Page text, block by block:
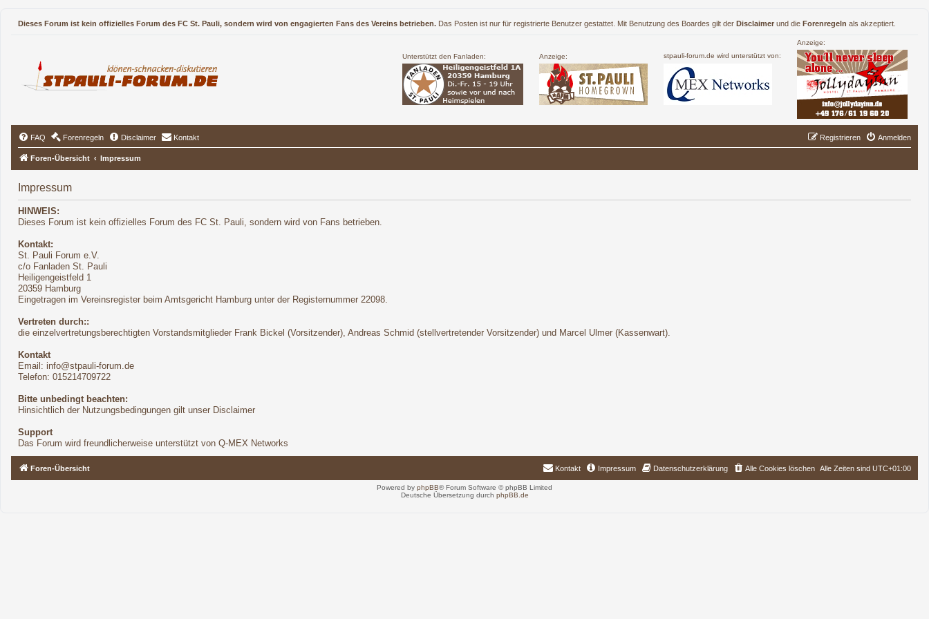
Dieses Forum ist kein offizielles Forum des FC St. Pauli, sondern wird von engagierten Fans des Vereins betrieben. Das Posten ist nur für registrierte Benutzer gestattet. Mit Benutzung des Boardes gilt der Disclaimer und die Forenregeln als akzeptiert.
Unterstützt den Fanladen: Anzeige: stpauli-forum.de wird unterstützt von:
Anzeige:
FAQ Forenregeln Disclaimer Kontakt Anmelden
Registrieren
Foren-Übersicht Impressum
Impressum
HINWEIS:
Dieses Forum ist kein offizielles Forum des FC St. Pauli, sondern wird von Fans betrieben.
Kontakt:
St. Pauli Forum e.V.
c/o Fanladen St. Pauli
Heiligengeistfeld 1
20359 Hamburg
Eingetragen im Vereinsregister beim Amtsgericht Hamburg unter der Registernummer 22098.
Vertreten durch::
die einzelvertretungsberechtigten Vorstandsmitglieder Frank Bickel (Vorsitzender), Andreas Schmid (stellvertretender Vorsitzender) und Marcel Ulmer (Kassenwart).
Kontakt
Email: info@stpauli-forum.de
Telefon: 015214709722
Bitte unbedingt beachten:
Hinsichtlich der Nutzungsbedingungen gilt unser Disclaimer
Support
Das Forum wird freundlicherweise unterstützt von Q-MEX Networks
Foren-Übersicht Alle Zeiten sind UTC+01:00
Alle Cookies löschen
Datenschutzerklärung
Impressum
Kontakt
Powered by phpBB® Forum Software © phpBB Limited
Deutsche Übersetzung durch phpBB.de